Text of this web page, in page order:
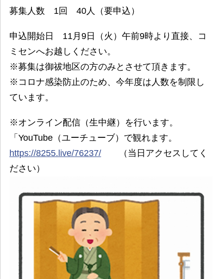
募集人数 1回 40人（要申込）
申込開始日 11月9日（火）午前9時より直接、コ
ミセンへお越しください。
※募集は御祓地区の方のみとさせて頂きます。
※コロナ感染防止のため、今年度は人数を制限し
ています。
※オンライン配信（生中継）を行います。
「YouTube（ユーチューブ）で観れます。
https://8255.live/76237/（当日アクセスしてく
ださい）